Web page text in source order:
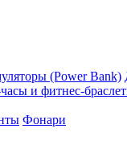
(Power Bank)
и фитнес-
Фонари